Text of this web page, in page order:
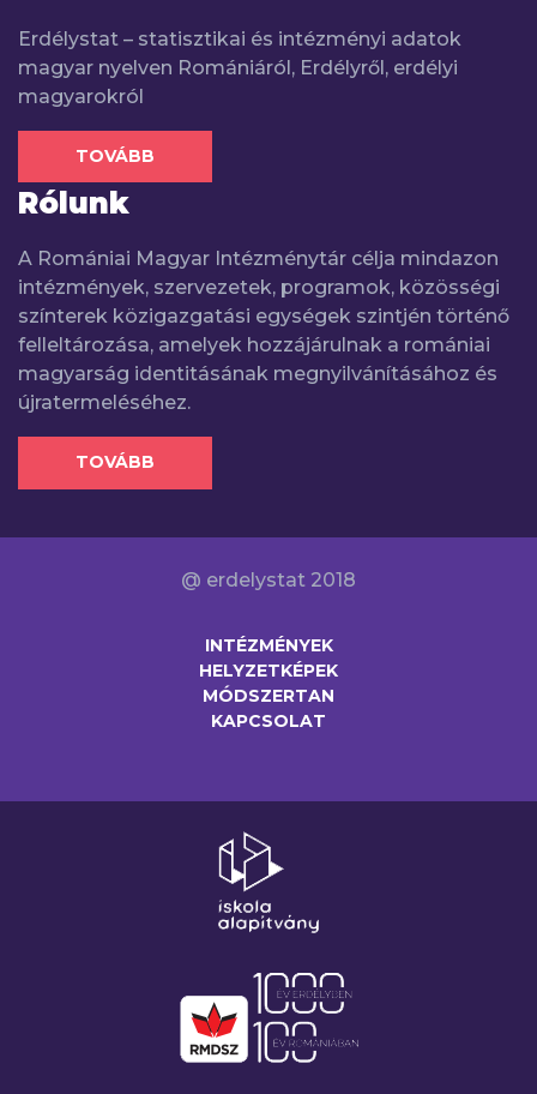
Erdélystat – statisztikai és intézményi adatok
magyar nyelven Romániáról, Erdélyről, erdélyi
magyarokról
TOVÁBB
Rólunk
A Romániai Magyar Intézménytár célja mindazon
intézmények, szervezetek, programok, közösségi
színterek közigazgatási egységek szintjén történő
felleltározása, amelyek hozzájárulnak a romániai
magyarság identitásának megnyilvánításához és
újratermeléséhez.
TOVÁBB
@ erdelystat 2018
INTÉZMÉNYEK
HELYZETKÉPEK
MÓDSZERTAN
KAPCSOLAT